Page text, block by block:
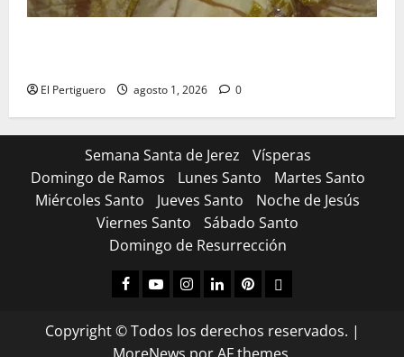
El Pertiguero agosto 1, 2026 0
Semana Santa de Jerez
Vísperas
Domingo de Ramos
Lunes Santo
Martes Santo
Miércoles Santo
Jueves Santo
Noche de Jesús
Viernes Santo
Sábado Santo
Domingo de Resurrección
Facebook
YoutubeInstagram
LinkedPinterestDribbble
Copyright © Todos los derechos reservados. |